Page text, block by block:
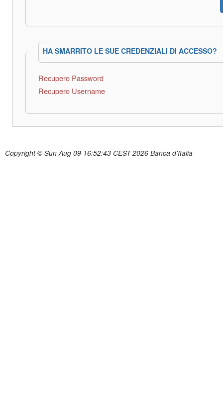
HA SMARRITO LE SUE CREDENZIALI DI ACCESSO?
Recupero Password
Recupero Username
Copyright © Sun Aug 09 16:52:43 CEST 2026 Banca d'Italia